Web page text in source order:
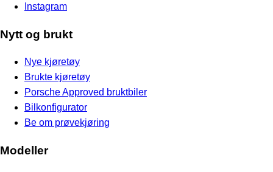
Instagram
Nytt og brukt
Nye kjøretøy
Brukte kjøretøy
Porsche Approved bruktbiler
Bilkonfigurator
Be om prøvekjøring
Modeller